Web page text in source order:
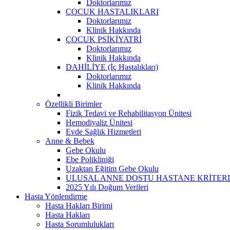
Doktorlarımız
ÇOCUK HASTALIKLARI
Doktorlarımız
Klinik Hakkında
ÇOCUK PSİKİYATRİ
Doktorlarımız
Klinik Hakkında
DAHİLİYE (İç Hastalıkları)
Doktorlarımız
Klinik Hakkında
Özellikli Birimler
Fizik Tedavi ve Rehabilitasyon Ünitesi
Hemodiyaliz Ünitesi
Evde Sağlık Hizmetleri
Anne & Bebek
Gebe Okulu
Ebe Polikliniği
Uzaktan Eğitim Gebe Okulu
ULUSAL ANNE DOSTU HASTANE
2025 Yılı Doğum Verileri
Hasta Yönlendirme
Hasta Hakları Birimi
Hasta Hakları
Hasta Sorumlulukları